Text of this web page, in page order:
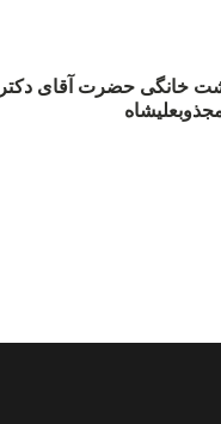
خانگی حضرت آقای دکتر